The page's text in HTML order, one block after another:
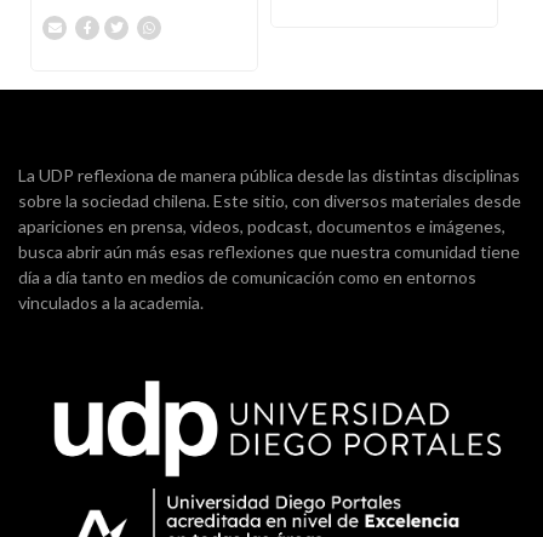
La UDP reflexiona de manera pública desde las distintas disciplinas
sobre la sociedad chilena. Este sitio, con diversos materiales desde
apariciones en prensa, videos, podcast, documentos e imágenes,
busca abrir aún más esas reflexiones que nuestra comunidad tiene
día a día tanto en medios de comunicación como en entornos
vinculados a la academia.